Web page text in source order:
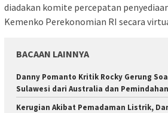
diadakan komite percepatan
Kemenko Perekonomian RI secara
BACAAN LAINNYA
Danny Pomanto Kritik Rocky Gerung
Sulawesi dari Australia dan Pemindahan
Kerugian Akibat Pemadaman Listrik,